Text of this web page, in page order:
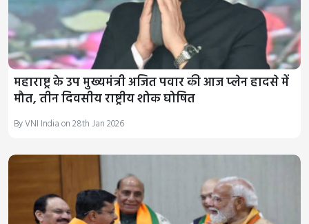
महाराष्ट्र के उप मुख्यमंत्री अजित पवार की आज प्‍लेन हादसे में
मौत, तीन दिवसीय राष्ट्रीय शोक घोषित
By VNI India on 28th Jan 2026